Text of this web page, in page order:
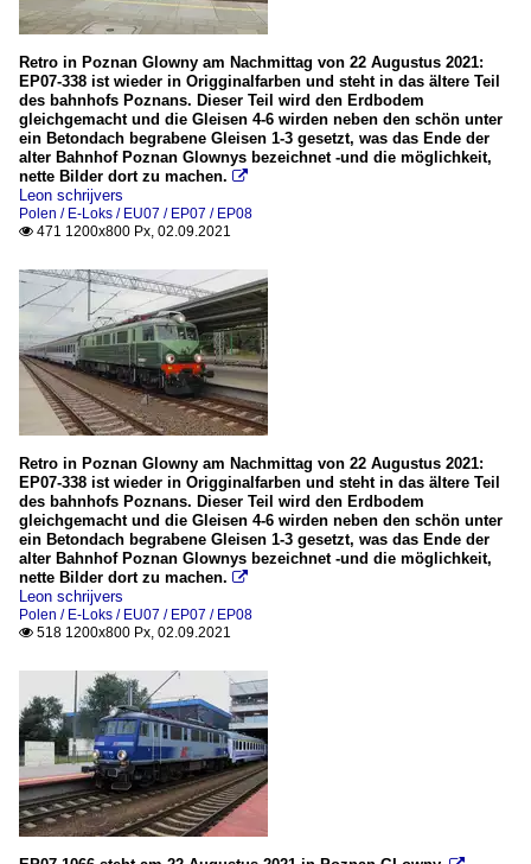
Retro in Poznan Glowny am Nachmittag von 22 Augustus 2021:
EP07-338 ist wieder in Origginalfarben und steht in das ältere Teil
des bahnhofs Poznans. Dieser Teil wird den Erdbodem
gleichgemacht und die Gleisen 4-6 wirden neben den schön unter
ein Betondach begrabene Gleisen 1-3 gesetzt, was das Ende der
alter Bahnhof Poznan Glownys bezeichnet -und die möglichkeit,
nette Bilder dort zu machen. 
Leon schrijvers
Polen / E-Loks / EU07 / EP07 / EP08
 471 1200x800 Px, 02.09.2021
Retro in Poznan Glowny am Nachmittag von 22 Augustus 2021:
EP07-338 ist wieder in Origginalfarben und steht in das ältere Teil
des bahnhofs Poznans. Dieser Teil wird den Erdbodem
gleichgemacht und die Gleisen 4-6 wirden neben den schön unter
ein Betondach begrabene Gleisen 1-3 gesetzt, was das Ende der
alter Bahnhof Poznan Glownys bezeichnet -und die möglichkeit,
nette Bilder dort zu machen. 
Leon schrijvers
Polen / E-Loks / EU07 / EP07 / EP08
 518 1200x800 Px, 02.09.2021